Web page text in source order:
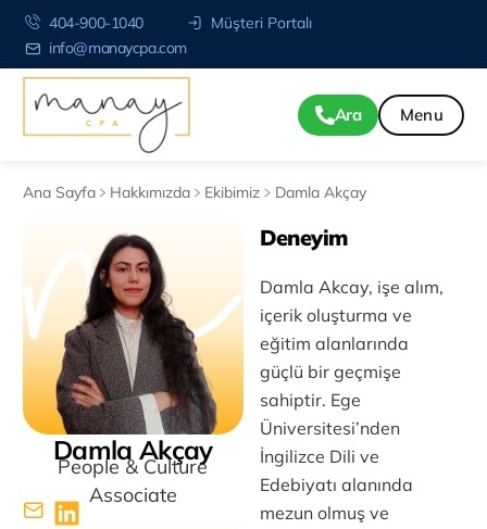
404-900-1040
info@manaycpa.com
Müşteri Portalı
Ara
Ana Sayfa Hakkımızda Ekibimiz Damla Akçay
Damla Akçay
People & Culture
Associate
Deneyim
Damla Akcay, işe alım,
içerik oluşturma ve
eğitim alanlarında
güçlü bir geçmişe
sahiptir. Ege
Üniversitesi’nden
İngilizce Dili ve
Edebiyatı alanında
mezun olmuş ve